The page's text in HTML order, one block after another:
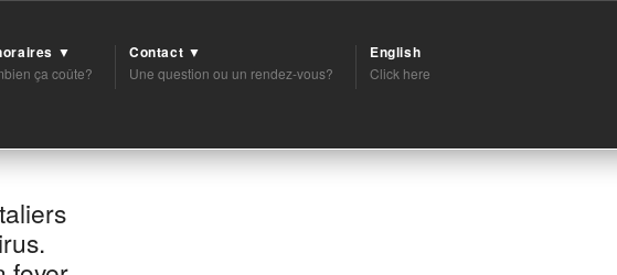
▼
ça coûte?
Contact ▼
Une question ou un rendez-vous?
English
Click here